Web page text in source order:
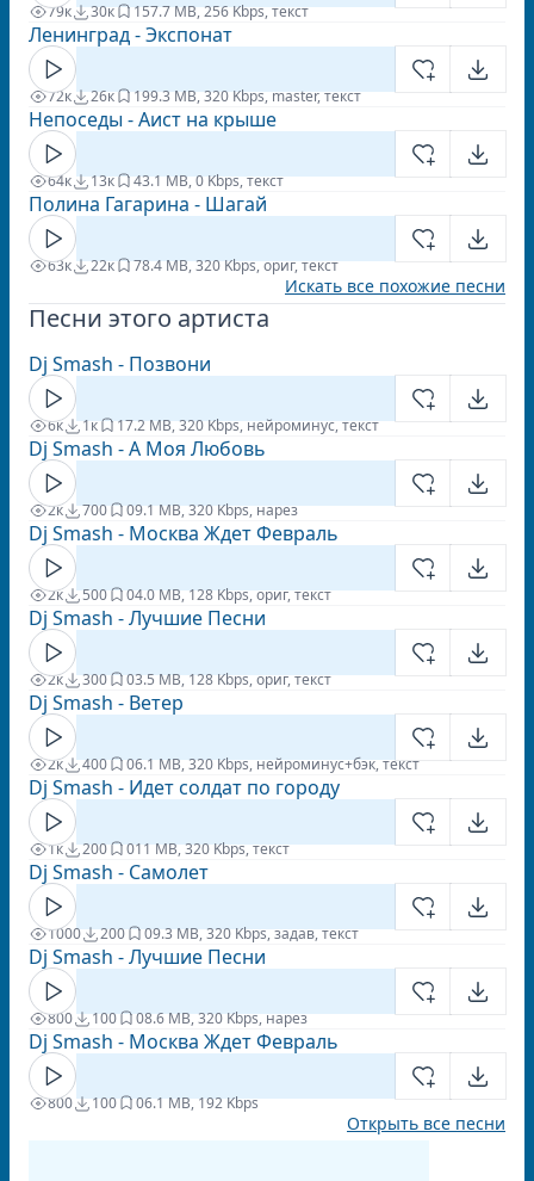
79к 30к 157.7 MB, 256 Kbps, текст
Ленинград - Экспонат
72к 26к 199.3 MB, 320 Kbps, master, текст
Непоседы - Аист на крыше
64к 13к 43.1 MB, 0 Kbps, текст
Полина Гагарина - Шагай
63к 22к 78.4 MB, 320 Kbps, ориг, текст
Искать все похожие песни
Песни этого артиста
Dj Smash - Позвони
6к 1к 17.2 MB, 320 Kbps, нейроминус, текст
Dj Smash - А Моя Любовь
2к 700 09.1 MB, 320 Kbps, нарез
Dj Smash - Москва Ждет Февраль
2к 500 04.0 MB, 128 Kbps, ориг, текст
Dj Smash - Лучшие Песни
2к 300 03.5 MB, 128 Kbps, ориг, текст
Dj Smash - Ветер
2к 400 06.1 MB, 320 Kbps, нейроминус+бэк, текст
Dj Smash - Идет солдат по городу
1к 200 011 MB, 320 Kbps, текст
Dj Smash - Самолет
1000 200 09.3 MB, 320 Kbps, задав, текст
Dj Smash - Лучшие Песни
800 100 08.6 MB, 320 Kbps, нарез
Dj Smash - Москва Ждет Февраль
800 100 06.1 MB, 192 Kbps
Открыть все песни